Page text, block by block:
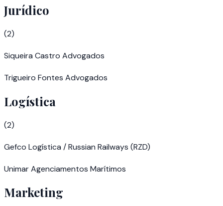
Jurídico
(2)
Siqueira Castro Advogados
Trigueiro Fontes Advogados
Logística
(2)
Gefco Logística / Russian Railways (RZD)
Unimar Agenciamentos Marítimos
Marketing